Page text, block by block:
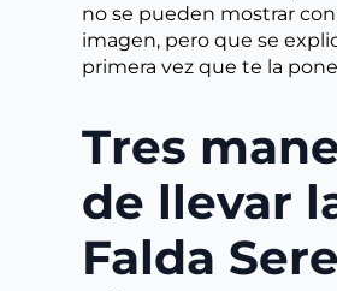
no se pueden mostrar
imagen, pero que se
primera vez que te la
Tres
de llevar
Falda